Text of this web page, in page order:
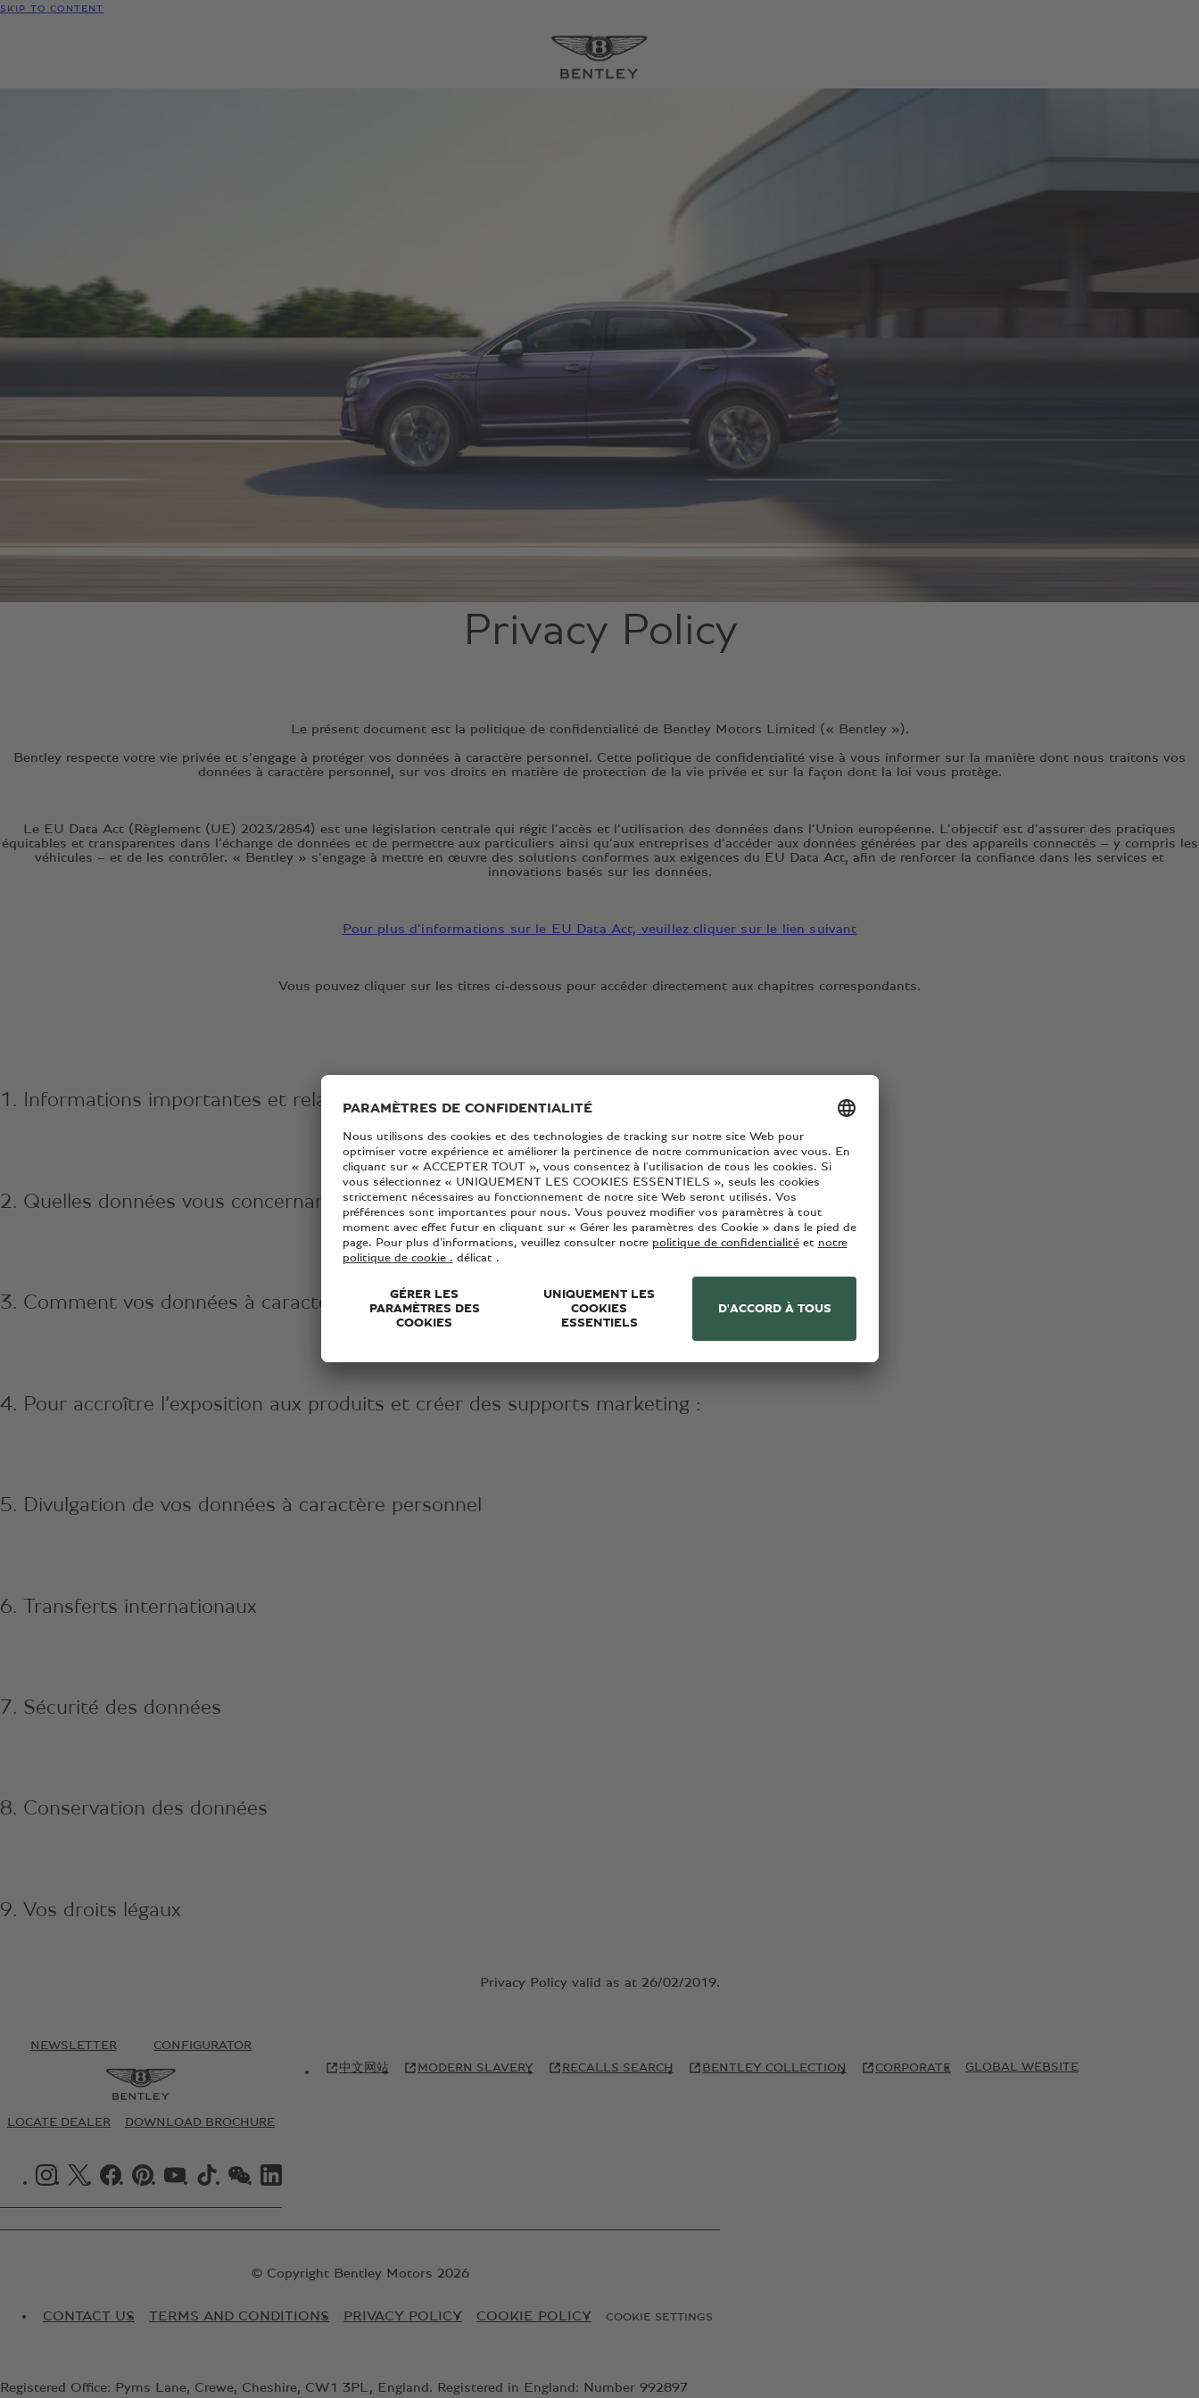
SKIP TO CONTENT
Privacy Policy
Le présent document est la politique de confidentialité de Bentley Motors Limited (« Bentley »).
Bentley respecte votre vie privée et s’engage à protéger vos données à caractère personnel. Cette politique de confidentialité vise à vous informer sur la manière dont nous traitons vos
données à caractère personnel, sur vos droits en matière de protection de la vie privée et sur la façon dont la loi vous protège.
Le EU Data Act (Règlement (UE) 2023/2854) est une législation centrale qui régit l’accès et l’utilisation des données dans l’Union européenne. L’objectif est d’assurer des pratiques
équitables et transparentes dans l’échange de données et de permettre aux particuliers ainsi qu’aux entreprises d’accéder aux données générées par des appareils connectés – y compris les
véhicules – et de les contrôler. « Bentley » s’engage à mettre en œuvre des solutions conformes aux exigences du EU Data Act, afin de renforcer la confiance dans les services et
innovations basés sur les données.
Pour plus d’informations sur le EU Data Act, veuillez cliquer sur le lien suivant
Vous pouvez cliquer sur les titres ci-dessous pour accéder directement aux chapitres correspondants.
1. Informations importantes et relatives à la société
2. Quelles données vous concernant recueillons-nous ?
3. Comment vos données à caractère personnel sont-elles recueillies ?
4. Pour accroître l’exposition aux produits et créer des supports marketing :
5. Divulgation de vos données à caractère personnel
6. Transferts internationaux
7. Sécurité des données
8. Conservation des données
9. Vos droits légaux
Privacy Policy valid as at 26/02/2019.
NEWSLETTER CONFIGURATOR
LOCATE DEALER DOWNLOAD BROCHURE
INSTAGRAM LOGO"
X LOGO"FACEBOOK LOGO"
PINTREST LOGO"
YOUTUBE LOGO"
TIKTOK LOGO"
WECHAT LOGO"
中文网站 MODERN SLAVERY RECALLS SEARCH BENTLEY COLLECTION CORPORATE GLOBAL WEBSITE
© Copyright Bentley Motors 2026
CONTACT US TERMS AND CONDITIONS PRIVACY POLICY COOKIE POLICY COOKIE SETTINGS
Registered Office: Pyms Lane, Crewe, Cheshire, CW1 3PL, England. Registered in England: Number 992897